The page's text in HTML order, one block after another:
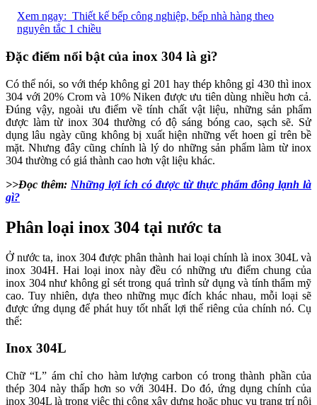
Xem ngay: Thiết kế bếp công nghiệp, bếp nhà hàng theo
nguyên tắc 1 chiều
Đặc điểm nổi bật của inox 304 là gì?
Có thể nói, so với thép không gỉ 201 hay thép không gỉ 430 thì inox
304 với 20% Crom và 10% Niken được ưu tiên dùng nhiều hơn cả.
Đúng vậy, ngoài ưu điểm về tính chất vật liệu, những sản phẩm
được làm từ inox 304 thường có độ sáng bóng cao, sạch sẽ. Sử
dụng lâu ngày cũng không bị xuất hiện những vết hoen gỉ trên bề
mặt. Nhưng đây cũng chính là lý do những sản phẩm làm từ inox
304 thường có giá thành cao hơn vật liệu khác.
>>Đọc thêm: Những lợi ích có được từ thực phẩm đông lạnh là
gì?
Phân loại inox 304 tại nước ta
Ở nước ta, inox 304 được phân thành hai loại chính là inox 304L và
inox 304H. Hai loại inox này đều có những ưu điểm chung của
inox 304 như không gỉ sét trong quá trình sử dụng và tính thẩm mỹ
cao. Tuy nhiên, dựa theo những mục đích khác nhau, mỗi loại sẽ
được ứng dụng để phát huy tốt nhất lợi thế riêng của chính nó. Cụ
thể:
Inox 304L
Chữ “L” ám chỉ cho hàm lượng carbon có trong thành phần của
thép 304 này thấp hơn so với 304H. Do đó, ứng dụng chính của
inox 304L là trong việc thi công xây dựng hoặc phục vụ trang trí nội